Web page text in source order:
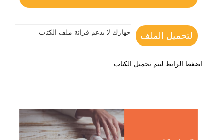
لتحميل الملف جهازك لا يدعم قرائة ملف الكتاب
اضغط الرابط ليتم تحميل الكتاب